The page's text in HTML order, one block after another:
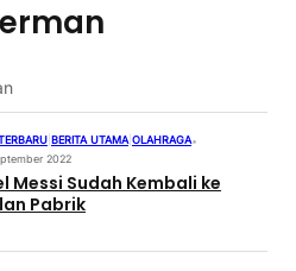
BERITA UTAMA OLAHRAGA•
2022
Messi Sudah Kembali ke
Pabrik